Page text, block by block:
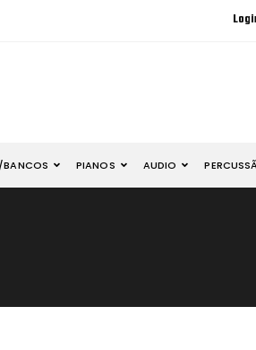
BANCOS PIANOS AUDIO